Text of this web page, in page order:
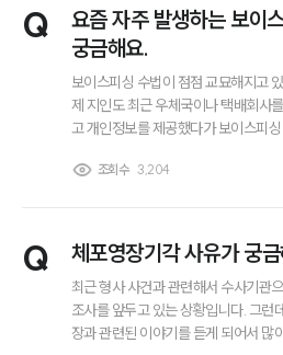
전체
구성원
마약전문변
언론보도
공지사항
법률 블로
법률서식
뉴스레터/브로
Q
요즘 자주 발생하는 보이
궁금해요.
보이스피싱 수법이 점점 교묘해지고
제 지인도 최근 우체국이나 택배회사
고 개인정보를 제공했다가 보이스피
하는 보이스피싱유형에는 어떤 것들이
조회수 3,204
Q 체포영장기각 사유가 궁
최근 형사 사건과 관련해서 수사기관
조사를 앞두고 있는 상황입니다. 그런데 며칠 전에 체포영
장과 관련된 이야기를 듣게 되어서 많